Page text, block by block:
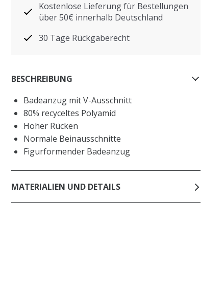
Kostenlose Lieferung für Bestellungen
über 50€ innerhalb Deutschland
30 Tage Rückgaberecht
BESCHREIBUNG
Badeanzug mit V-Ausschnitt
80% recyceltes Polyamid
Hoher Rücken
Normale Beinausschnitte
Figurformender Badeanzug
MATERIALIEN UND DETAILS